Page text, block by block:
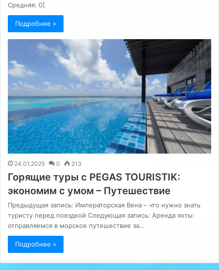
Средняя: 0]
Подробнее »
24.01.2025 0 213
Горящие туры с PEGAS TOURISTIK:
экономим с умом – Путешествие
Предыдущая запись: Императорская Вена – что нужно знать
туристу перед поездкой Следующая запись: Аренда яхты:
отправляемся в морское путешествие за…
Подробнее »